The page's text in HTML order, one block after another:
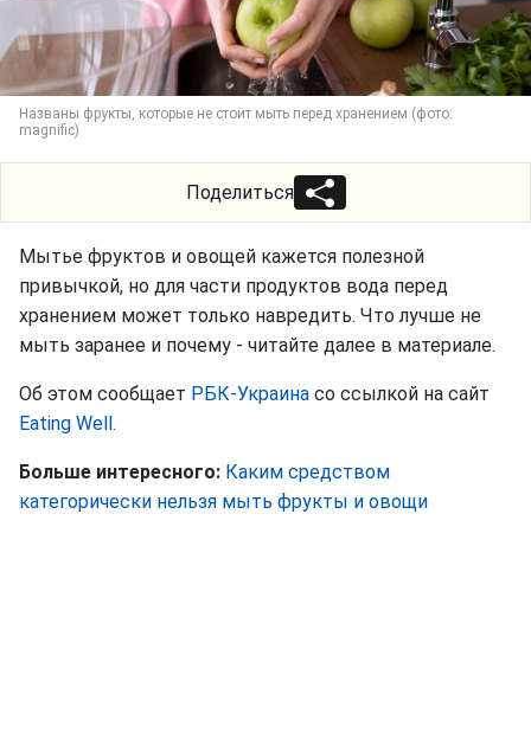
Названы фрукты, которые не стоит мыть перед хранением (фото:
magnific)
Поделиться
Мытье фруктов и овощей кажется полезной
привычкой, но для части продуктов вода перед
хранением может только навредить. Что лучше не
мыть заранее и почему - читайте далее в материале.
Об этом сообщает РБК-Украина со ссылкой на сайт
Eating Well.
Больше интересного: Каким средством
категорически нельзя мыть фрукты и овощи